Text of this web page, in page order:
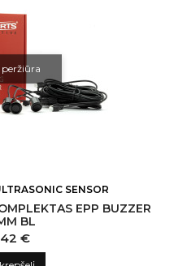
SENSOR
EPP BUZZER
BL
€